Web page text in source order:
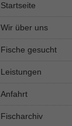
Startseite
Wir über uns
Fische gesucht
Leistungen
Anfahrt
Fischarchiv